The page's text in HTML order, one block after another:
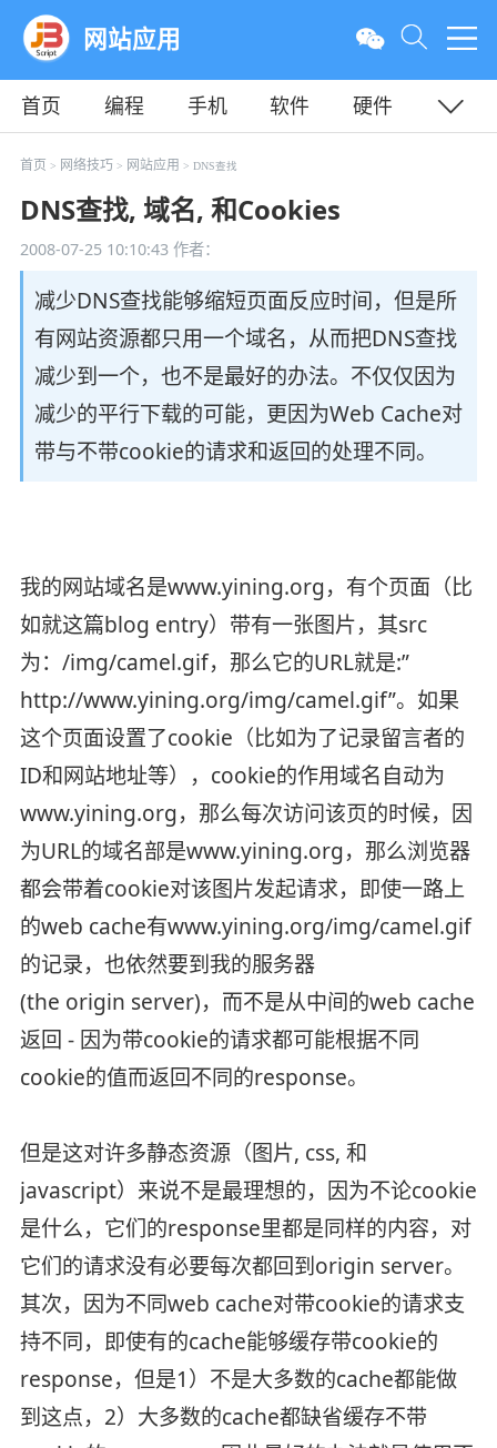
网站应用
首页 编程 手机 软件
硬件
教程
平面 服务器
首页 > 网络技巧 > 网站应用 > DNS查找
DNS查找, 域名, 和Cookies
2008-07-25 10:10:43作者：
减少DNS查找能够缩短页面反应时间，但是所
有网站资源都只用一个域名，从而把DNS查找
减少到一个，也不是最好的办法。不仅仅因为
减少的平行下载的可能，更因为Web Cache对
带与不带cookie的请求和返回的处理不同。
我的网站域名是www.yining.org，有个页面（比
如就这篇blog entry）带有一张图片，其src
为：/img/camel.gif，那么它的URL就是:”
http://www.yining.org/img/camel.gif”。如果
这个页面设置了cookie（比如为了记录留言者的
ID和网站地址等），cookie的作用域名自动为
www.yining.org，那么每次访问该页的时候，因
为URL的域名部是www.yining.org，那么浏览器
都会带着cookie对该图片发起请求，即使一路上
的web cache有www.yining.org/img/camel.gif
的记录，也依然要到我的服务器
(the origin server)，而不是从中间的web cache
返回 - 因为带cookie的请求都可能根据不同
cookie的值而返回不同的response。
但是这对许多静态资源（图片, css, 和
javascript）来说不是最理想的，因为不论cookie
是什么，它们的response里都是同样的内容，对
它们的请求没有必要每次都回到origin server。
其次，因为不同web cache对带cookie的请求支
持不同，即使有的cache能够缓存带cookie的
response，但是1）不是大多数的cache都能做
到这点，2）大多数的cache都缺省缓存不带